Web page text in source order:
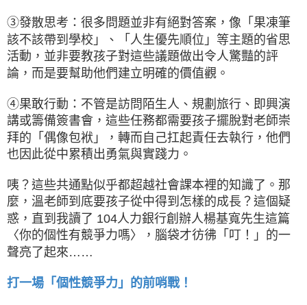
③發散思考：很多問題並非有絕對答案，像「果凍筆
該不該帶到學校」、「人生優先順位」等主題的省思
活動，並非要教孩子對這些議題做出令人驚豔的評
論，而是要幫助他們建立明確的價值觀。
④果敢行動：不管是訪問陌生人、規劃旅行、即興演
講或籌備簽書會，這些任務都需要孩子擺脫對老師崇
拜的「偶像包袱」，轉而自己扛起責任去執行，他們
也因此從中累積出勇氣與實踐力。
咦？這些共通點似乎都超越社會課本裡的知識了。那
麼，溫老師到底要孩子從中得到怎樣的成長？這個疑
惑，直到我讀了 104人力銀行創辦人楊基寬先生這篇
〈你的個性有競爭力嗎〉，腦袋才彷彿「叮！」的一
聲亮了起來……
打一場「個性競爭力」的前哨戰！